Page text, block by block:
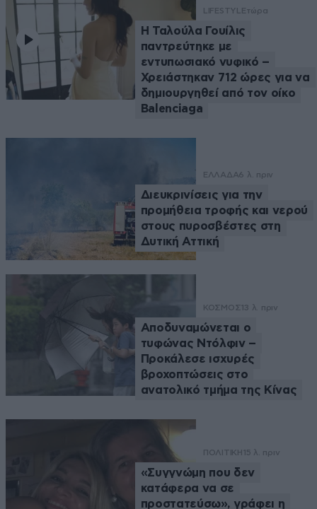
LIFESTYLEτώρα
Η Ταλούλα Γουίλις
παντρεύτηκε με
εντυπωσιακό νυφικό –
Χρειάστηκαν 712 ώρες για να
δημιουργηθεί από τον οίκο
Balenciaga
ΕΛΛΑΔΑ6 λ. πριν
Διευκρινίσεις για την
προμήθεια τροφής και νερού
στους πυροσβέστες στη
Δυτική Αττική
ΚΟΣΜΟΣ 13 λ. πριν
Αποδυναμώνεται ο
τυφώνας Ντόλφιν –
Προκάλεσε ισχυρές
βροχοπτώσεις στο
ανατολικό τμήμα της Κίνας
ΠΟΛΙΤΙΚΗ 15 λ. πριν
«Συγγνώμη που δεν
κατάφερα να σε
προστατεύσω», γράφει η